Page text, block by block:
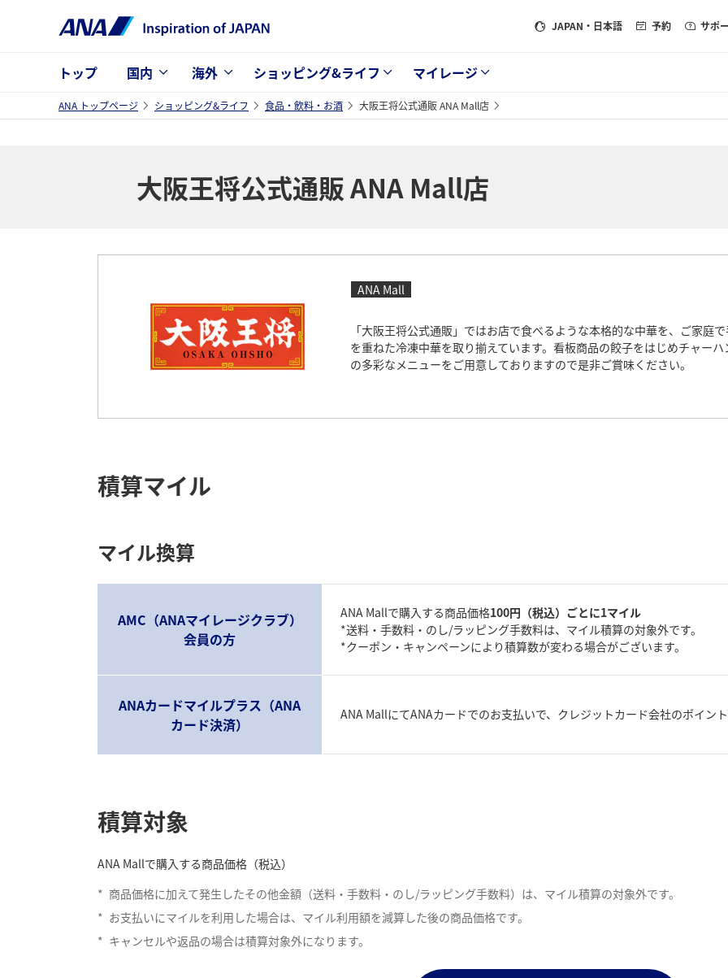
JAPAN ・日本語 予約 サポ
トップ 国内 海外 ショッピング&ライフ マイレージ
ANA トップページ ショッピング&ライフ 食品・飲料・お酒 大阪王将公式通販 ANA Mall店
大阪王将公式通販 ANA Mall店
ANA Mall
「大阪王将公式通販」ではお店で食べるような本格的な中華を、ご家庭
を重ねた冷凍中華を取り揃えています。看板商品の餃子をはじめチャー
の多彩なメニューをご用意しておりますので是非ご賞味ください。
積算マイル
マイル換算
AMC（ANAマイレージクラブ）
会員の方
ANA Mallで購入する商品価格100円（税込）ごとに1マイル
*送料・手数料・のし/ラッピング手数料は、マイル積算の対象外です。
*クーポン・キャンペーンにより積算数が変わる場合がございます。
ANAカードマイルプラス（ANA
カード決済）
ANA MallにてANAカードでのお支払いで、クレジットカード会社のポイン
積算対象
ANA Mallで購入する商品価格（税込）
* 商品価格に加えて発生したその他金額（送料・手数料・のし/ラッピング手数料）は、マイル積算の対象外です。
* お支払いにマイルを利用した場合は、マイル利用額を減算した後の商品価格です。
* キャンセルや返品の場合は積算対象外になります。